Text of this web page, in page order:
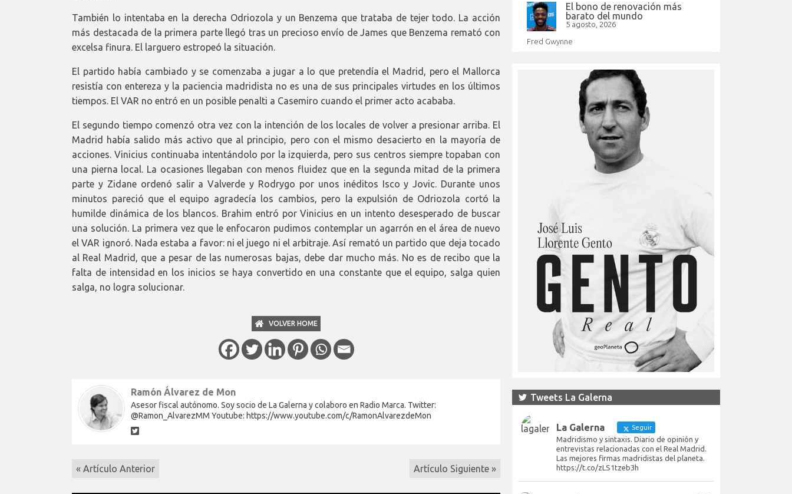
También lo intentaba en la derecha Odriozola y un Benzema que trataba de tejer todo. La acción
más destacada de la primera parte llegó tras un precioso envío de James que Benzema remató con
excelsa finura. El larguero estropeó la situación.
El partido había cambiado y se comenzaba a jugar a lo que pretendía el Madrid, pero el Mallorca
resistía con entereza y la paciencia madridista no es una de sus principales virtudes en los últimos
tiempos. El VAR no entró en un posible penalti a Casemiro cuando el primer acto acababa.
El segundo tiempo comenzó otra vez con la intención de los locales de volver a presionar arriba. El
Madrid había salido más activo que al principio, pero con el mismo desacierto en la mayoría de
acciones. Vinicius continuaba intentándolo por la izquierda, pero sus centros siempre topaban con
una pierna local. La ocasiones llegaban con menos fluidez que en la segunda mitad de la primera
parte y Zidane ordenó salir a Valverde y Rodrygo por unos inéditos Isco y Jovic. Durante unos
minutos pareció que el equipo agradecía los cambios, pero la expulsión de Odriozola cortó la
humilde dinámica de los blancos. Brahim entró por Vinicius en un intento desesperado de buscar
una solución. La primera vez que le enfocaron pudimos contemplar un agarrón en el área de nuevo
el VAR ignoró. Nada estaba a favor: ni el juego ni el arbitraje. Así remató un partido que deja tocado
al Real Madrid, que a pesar de las numerosas bajas, debe dar mucho más. No es de recibo que la
falta de intensidad en los inicios se haya convertido en una constante que el equipo, salga quien
salga, no logra solucionar.
VOLVER HOME
Ramón Álvarez de Mon
Asesor fiscal autónomo. Soy socio de La Galerna y colaboro en Radio Marca. Twitter:
@Ramon_AlvarezMM Youtube: https://www.youtube.com/c/RamonAlvarezdeMon
« Artículo Anterior Artículo Siguiente »
El bono de renovación más
barato del mundo
5 agosto, 2026
Fred Gwynne
Tweets La Galerna
La Galerna Seguir
Madridismo y sintaxis. Diario de opinión y
entrevistas relacionadas con el Real Madrid.
Las mejores firmas madridistas del planeta.
https://t.co/zLS1tzeb3h